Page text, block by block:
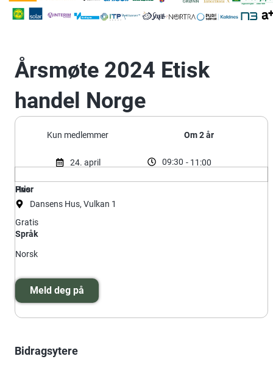
Årsmøte 2024 Etisk
handel Norge
Kun medlemmer Om 2 år
24. april 09:30 - 11:00
Hvor
Dansens Hus, Vulkan 1
Språk
Norsk
Meld deg på
Pris
Gratis
Bidragsytere